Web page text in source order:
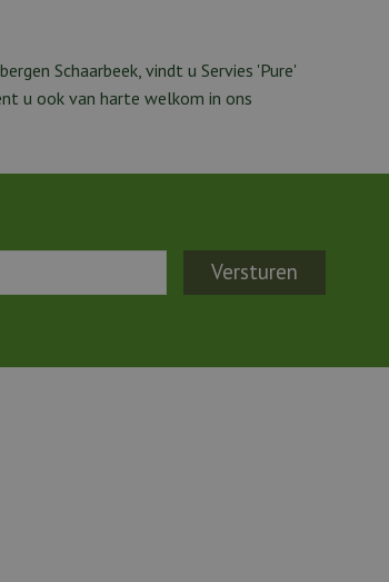
Schaarbeek, vindt u Servies 'Pure'
u ook van harte welkom in ons